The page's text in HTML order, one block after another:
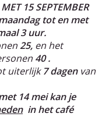
15 SEPTEMBER
tot en met
3 uur.
25, en het
40.
uiterlijk7 dagenvan
14 mei kan je
in het café